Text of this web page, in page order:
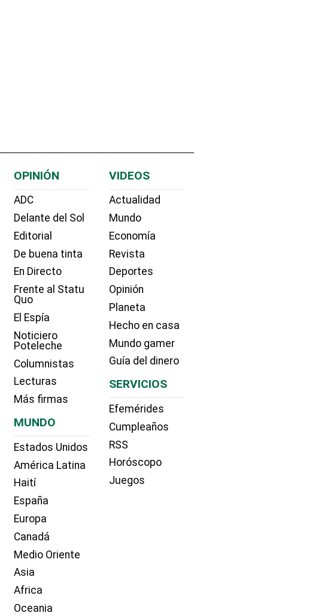
OPINIÓN
ADC
Delante del Sol
Editorial
De buena tinta
En Directo
Frente al Statu
Quo
El Espía
Noticiero
Poteleche
Columnistas
Lecturas
Más firmas
MUNDO
Estados Unidos
América Latina
Haití
España
Europa
Canadá
Medio Oriente
Asia
Africa
Oceania
VIDEOS
Actualidad
Mundo
Economía
Revista
Deportes
Opinión
Planeta
Hecho en casa
Mundo gamer
Guía del dinero
SERVICIOS
Efemérides
Cumpleaños
RSS
Horóscopo
Juegos